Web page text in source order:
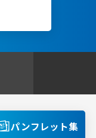
パンフレット集